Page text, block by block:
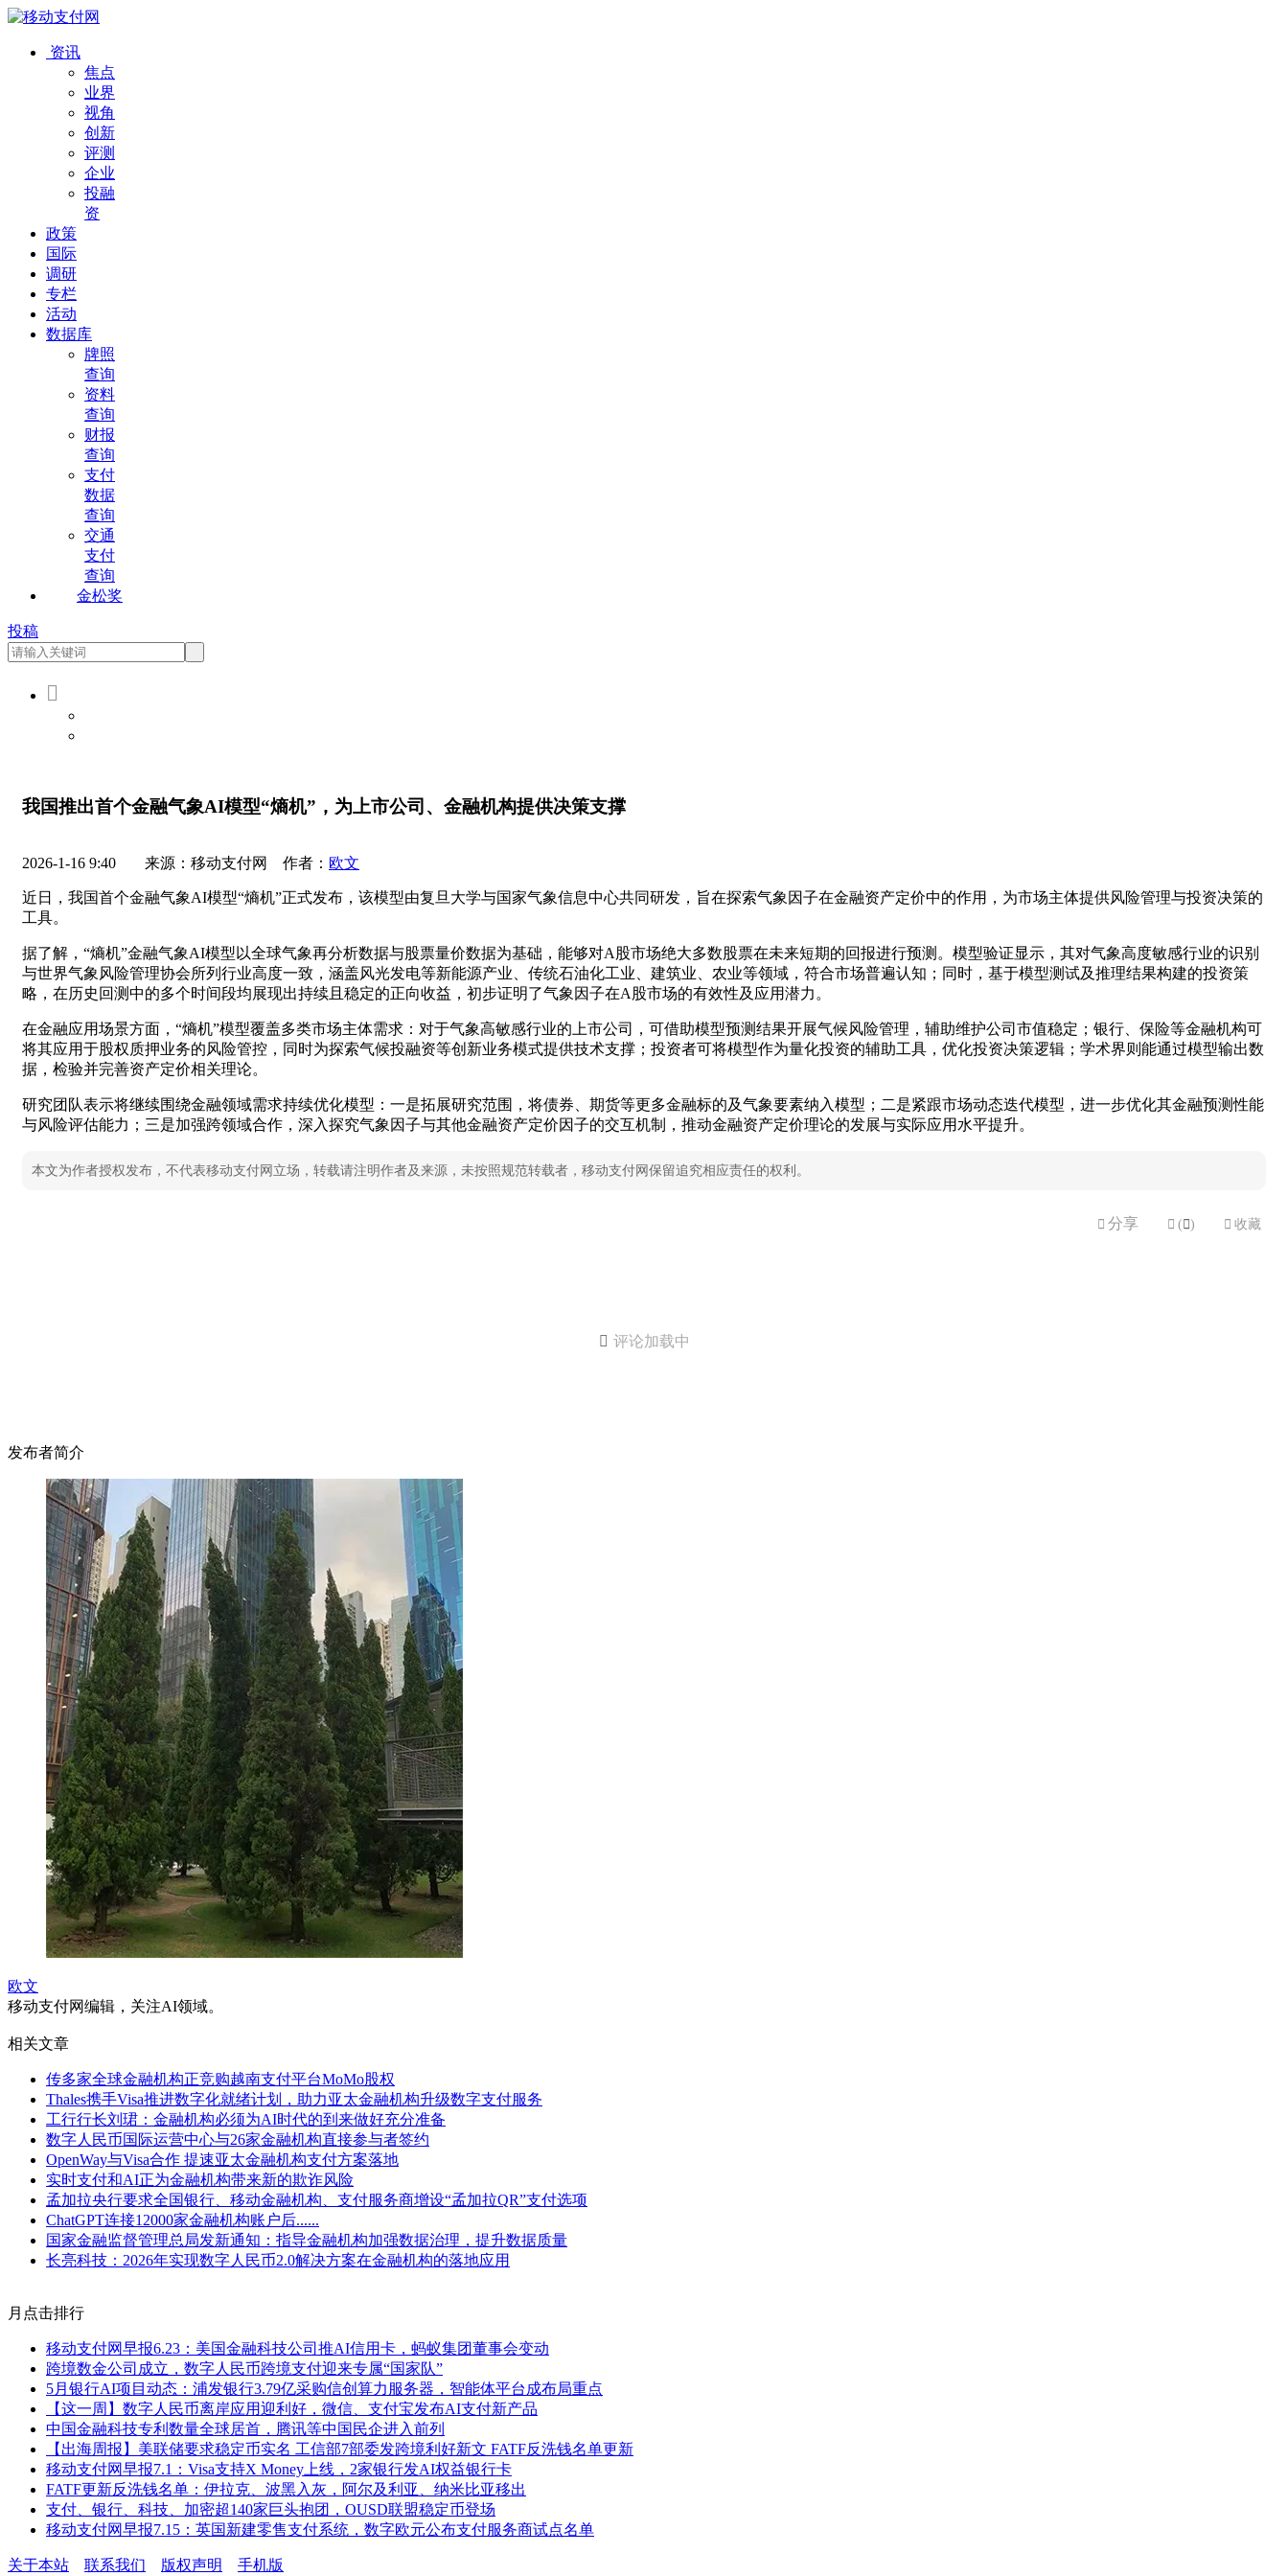
资讯
焦点
业界
视角
创新
评测
企业
投融
资
政策
国际
调研
专栏
活动
数据库
牌照
查询
资料
查询
财报
查询
支付
数据
查询
交通
支付
查询
金松奖
投稿

我国推出首个金融气象AI模型“熵机”，为上市公司、金融机构提供决策支撑
2026-1-16 9:40 来源：移动支付网 作者： 欧文
近日，我国首个金融气象AI模型“熵机”正式发布，该模型由复旦大学与国家气象信息中心共同研发，旨在探索气象因子在金融资产定价中的作用，为市场主体提供风险管理与投资决策的
工具。
据了解，“熵机”金融气象AI模型以全球气象再分析数据与股票量价数据为基础，能够对A股市场绝大多数股票在未来短期的回报进行预测。模型验证显示，其对气象高度敏感行业的识别
与世界气象风险管理协会所列行业高度一致，涵盖风光发电等新能源产业、传统石油化工业、建筑业、农业等领域，符合市场普遍认知；同时，基于模型测试及推理结果构建的投资策
略，在历史回测中的多个时间段均展现出持续且稳定的正向收益，初步证明了气象因子在A股市场的有效性及应用潜力。
在金融应用场景方面，“熵机”模型覆盖多类市场主体需求：对于气象高敏感行业的上市公司，可借助模型预测结果开展气候风险管理，辅助维护公司市值稳定；银行、保险等金融机构可
将其应用于股权质押业务的风险管控，同时为探索气候投融资等创新业务模式提供技术支撑；投资者可将模型作为量化投资的辅助工具，优化投资决策逻辑；学术界则能通过模型输出数
据，检验并完善资产定价相关理论。
研究团队表示将继续围绕金融领域需求持续优化模型：一是拓展研究范围，将债券、期货等更多金融标的及气象要素纳入模型；二是紧跟市场动态迭代模型，进一步优化其金融预测性能
与风险评估能力；三是加强跨领域合作，深入探究气象因子与其他金融资产定价因子的交互机制，推动金融资产定价理论的发展与实际应用水平提升。
本文为作者授权发布，不代表移动支付网立场，转载请注明作者及来源，未按照规范转载者，移动支付网保留追究相应责任的权利。
 分享  ( )  收藏
 评论加载中
发布者简介
欧文
移动支付网编辑，关注AI领域。
相关文章
传多家全球金融机构正竞购越南支付平台MoMo股权
Thales携手Visa推进数字化就绪计划，助力亚太金融机构升级数字支付服务
工行行长刘珺：金融机构必须为AI时代的到来做好充分准备
数字人民币国际运营中心与26家金融机构直接参与者签约
OpenWay与Visa合作 提速亚太金融机构支付方案落地
实时支付和AI正为金融机构带来新的欺诈风险
孟加拉央行要求全国银行、移动金融机构、支付服务商增设“孟加拉QR”支付选项
ChatGPT连接12000家金融机构账户后......
国家金融监督管理总局发新通知：指导金融机构加强数据治理，提升数据质量
长亮科技：2026年实现数字人民币2.0解决方案在金融机构的落地应用
月点击排行
移动支付网早报6.23：美国金融科技公司推AI信用卡，蚂蚁集团董事会变动
跨境数金公司成立，数字人民币跨境支付迎来专属“国家队”
5月银行AI项目动态：浦发银行3.79亿采购信创算力服务器，智能体平台成布局重点
【这一周】数字人民币离岸应用迎利好，微信、支付宝发布AI支付新产品
中国金融科技专利数量全球居首，腾讯等中国民企进入前列
【出海周报】美联储要求稳定币实名 工信部7部委发跨境利好新文 FATF反洗钱名单更新
移动支付网早报7.1：Visa支持X Money上线，2家银行发AI权益银行卡
FATF更新反洗钱名单：伊拉克、波黑入灰，阿尔及利亚、纳米比亚移出
支付、银行、科技、加密超140家巨头抱团，OUSD联盟稳定币登场
移动支付网早报7.15：英国新建零售支付系统，数字欧元公布支付服务商试点名单
关于本站 联系我们 版权声明 手机版